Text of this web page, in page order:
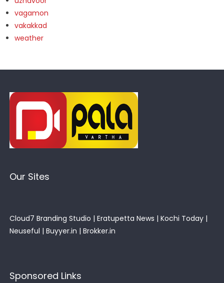
vagamon
vakakkad
weather
Our Sites
Cloud7 Branding Studio | Eratupetta News | Kochi Today |
Neuseful | Buyyer.in | Brokker.in
Sponsored Links